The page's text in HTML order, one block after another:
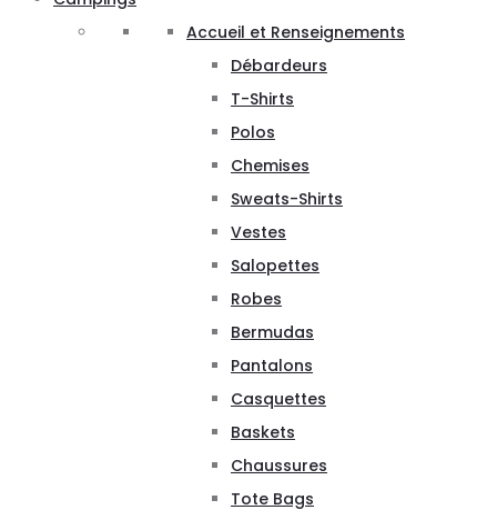
Accueil et Renseignements
Débardeurs
T-Shirts
Polos
Chemises
Sweats-Shirts
Vestes
Salopettes
Robes
Bermudas
Pantalons
Casquettes
Baskets
Chaussures
Tote Bags